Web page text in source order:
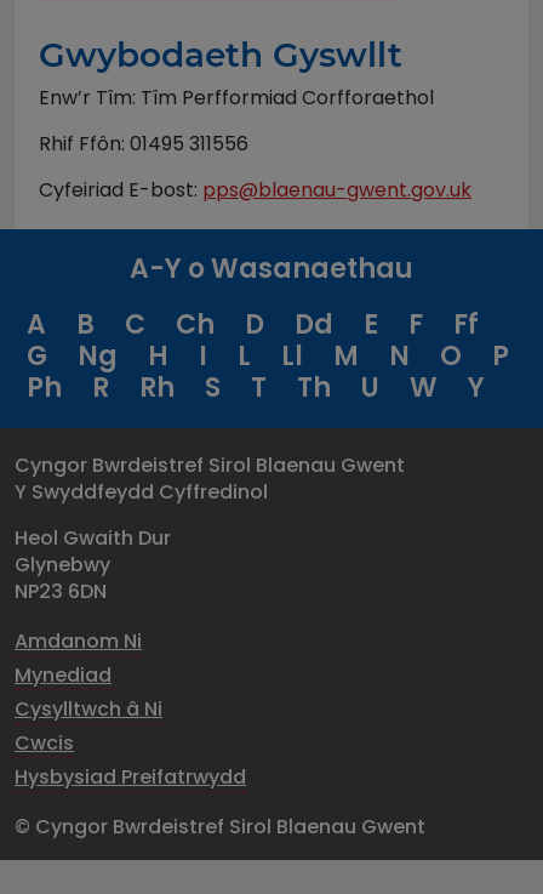
Gwybodaeth Gyswllt
Enw’r Tîm: Tîm Perfformiad Corfforaethol
Rhif Ffôn: 01495 311556
Cyfeiriad E-bost: pps@blaenau-gwent.gov.uk
A-Y o Wasanaethau
A
B C Ch D Dd E F
Ff
G
Ng H I L Ll M N O
P
Ph
R Rh S T Th U W Y
Cyngor Bwrdeistref Sirol Blaenau Gwent
Y Swyddfeydd Cyffredinol
Heol Gwaith Dur
Glynebwy
NP23 6DN
Amdanom Ni
Mynediad
Cysylltwch â Ni
Cwcis
Hysbysiad Preifatrwydd
© Cyngor Bwrdeistref Sirol Blaenau Gwent